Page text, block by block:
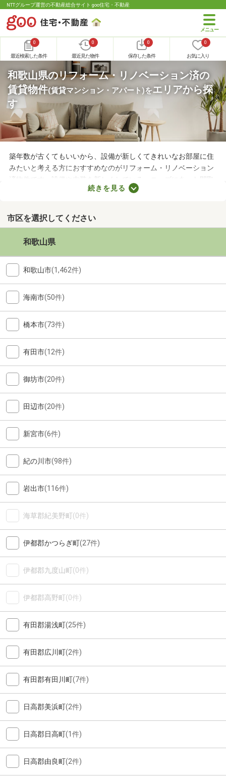
NTTグループ運営の不動産総合サイト goo住宅・不動産
0
最近検索した条件
0
最近見た物件
0
保存した条件
0
お気に入り
和歌山県のリフォーム・リノベーション済の
賃貸物件(賃貸マンション・アパート)をエリアから探
す
築年数が古くてもいいから、設備が新しくてきれいなお部屋に住
みたいと考える方におすすめなのがリフォーム・リノベーション
済物件です。設備や内装を新しくしている・ニーズにあった間取
りに変えているなど、住みやすさが格段にアップしていることが
べて、気になるお部屋を見つけましょう。
続きを見る
市区を選択してください
和歌山県
和歌山市(1,462件)
海南市(50件)
橋本市(73件)
有田市(12件)
御坊市(20件)
田辺市(20件)
新宮市(6件)
紀の川市(98件)
岩出市(116件)
海草郡紀美野町(0件)
伊都郡かつらぎ町(27件)
伊都郡九度山町(0件)
伊都郡高野町(0件)
有田郡湯浅町(25件)
有田郡広川町(2件)
有田郡有田川町(7件)
日高郡美浜町(2件)
日高郡日高町(1件)
日高郡由良町(2件)